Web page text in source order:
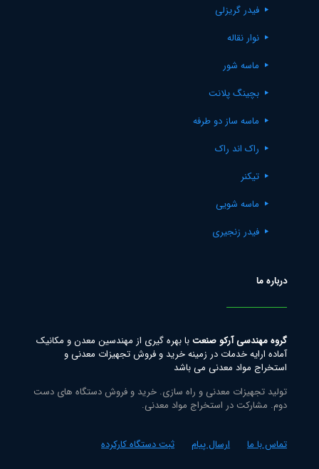
فیدر گریزلی
نوار نقاله
ماسه شور
بچینگ پلانت
ماسه ساز دو طرفه
راک اند راک
تیکنر
ماسه شویی
فیدر زنجیری
درباره ما
گروه مهندسی آرکو صنعتبا بهره گیری از مهندسین معدن و مکانیک
آماده ارایه خدمات در زمینه خرید و فروش تجهیزات معدنی و
استخراج مواد معدنی می باشد
تولید تجهیزات معدنی و راه سازی. خرید و فروش دستگاه های دست
دوم. مشارکت در استخراج مواد معدنی.
تماس با ما ارسال پیام ثبت دستگاه کارکرده